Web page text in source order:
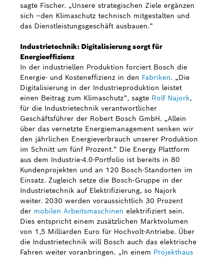
sagte Fischer. „Unsere strategischen Ziele ergänzen
sich –den Klimaschutz technisch mitgestalten und
das Dienstleistungsgeschäft ausbauen.“
Industrietechnik: Digitalisierung sorgt für
Energieeffizienz
In der industriellen Produktion forciert Bosch die
Energie- und Kosteneffizienz in den Fabriken. „Die
Digitalisierung in der Industrieproduktion leistet
einen Beitrag zum Klimaschutz“, sagte Rolf Najork,
für die Industrietechnik verantwortlicher
Geschäftsführer der Robert Bosch GmbH. „Allein
über das vernetzte Energiemanagement senken wir
den jährlichen Energieverbrauch unserer Produktion
im Schnitt um fünf Prozent.“ Die Energy Plattform
aus dem Industrie-4.0-Portfolio ist bereits in 80
Kundenprojekten und an 120 Bosch-Standorten im
Einsatz. Zugleich setze die Bosch-Gruppe in der
Industrietechnik auf Elektrifizierung, so Najork
weiter. 2030 werden voraussichtlich 30 Prozent
der mobilen Arbeitsmaschinen elektrifiziert sein.
Dies entspricht einem zusätzlichen Marktvolumen
von 1,5 Milliarden Euro für Hochvolt-Antriebe. Über
die Industrietechnik will Bosch auch das elektrische
Fahren weiter voranbringen. „In einem Projekthaus